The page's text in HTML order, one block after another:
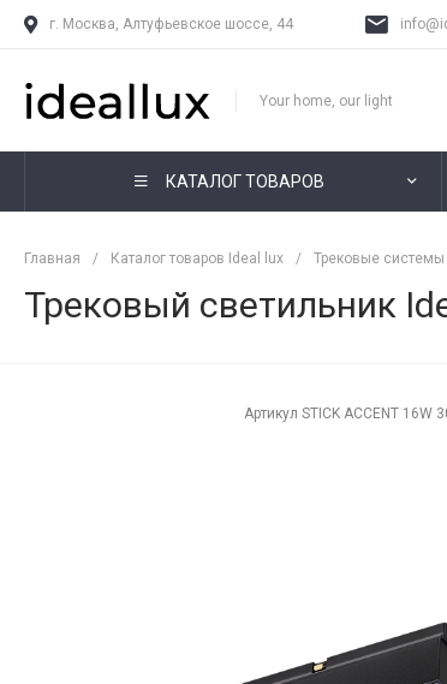
г. Москва, Алтуфьевское шоссе, 44
Your home, our light
КАТАЛОГ ТОВАРОВ
Главная / Каталог товаров Ideal lux / Трековые системы
Трековый светильник
АртикулSTICK ACCENT 16W